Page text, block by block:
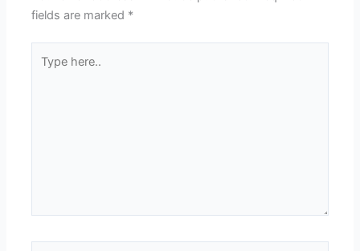
fields are marked *
here..